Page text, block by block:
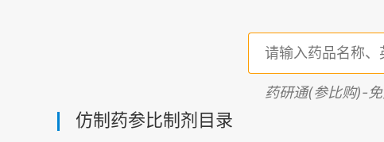
药研通(参比购)-
仿制药参比制剂目录